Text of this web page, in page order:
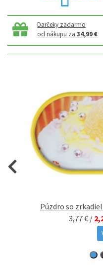
Darčeky zadarmo
od nákupu za34,99 €
Púzdro so
3,77 € /